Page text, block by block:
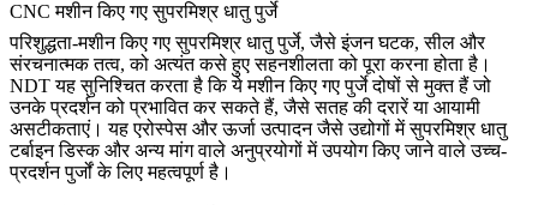
CNC मशीन किए गए सुपरमिश्र धातु पुर्जे
परिशुद्धता-मशीन किए गएसुपरमिश्र धातु पुर्जे, जैसे इंजन घटक, सील और
संरचनात्मक तत्व, को अत्यंत कसे हुए सहनशीलता को पूरा करना होता है।
NDT यह सुनिश्चित करता है कि ये मशीन किए गए पुर्जे दोषों से मुक्त हैं जो
उनके प्रदर्शन को प्रभावित कर सकते हैं, जैसे सतह की दरारें या आयामी
असटीकताएं। यह एरोस्पेस और ऊर्जा उत्पादन जैसे उद्योगों मेंसुपरमिश्र धातु
टर्बाइन डिस्कऔर अन्य मांग वाले अनुप्रयोगों में उपयोग किए जाने वाले उच्च-
प्रदर्शन पुर्जों के लिए महत्वपूर्ण है।